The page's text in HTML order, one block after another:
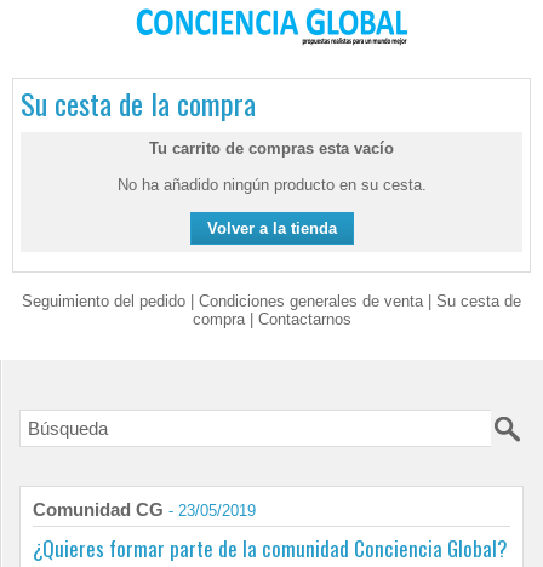
Su cesta de la compra
Tu carrito de compras esta vacío
No ha añadido ningún producto en su cesta.
Seguimiento del pedido Condiciones generales de venta
Su cesta de
compra
Contactarnos
Comunidad CG - 23/05/2019
¿Quieres formar parte de la comunidad Conciencia Global?